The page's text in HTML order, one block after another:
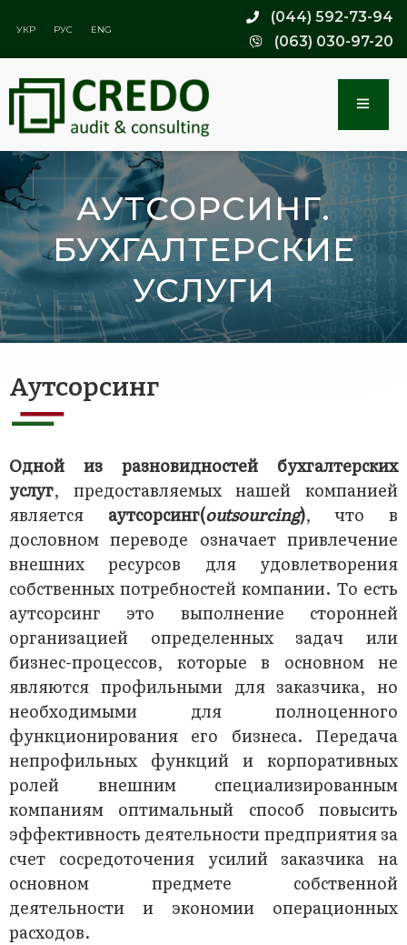
УКР РУС ENG
(044) 592-73-94
(063) 030-97-20
АУТСОРСИНГ.
БУХГАЛТЕРСКИЕ
УСЛУГИ
Аутсорсинг
Одной из разновидностей
бухгалтерских
услуг, предоставляемых нашей компанией
является аутсорсинг(outsourcing), что в
дословном переводе означает привлечение
внешних ресурсов для удовлетворения
собственных потребностей компании. То есть
аутсорсинг это выполнение сторонней
организацией определенных задач или
бизнес-процессов, которые в основном не
являются профильными для заказчика, но
необходимыми для полноценного
функционирования его бизнеса. Передача
непрофильных функций и корпоративных
ролей внешним специализированным
компаниям оптимальный способ повысить
эффективность деятельности предприятия за
счет сосредоточения усилий заказчика на
основном предмете собственной
деятельности и экономии операционных
расходов.